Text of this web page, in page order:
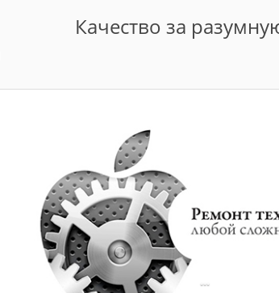
Качество за
...